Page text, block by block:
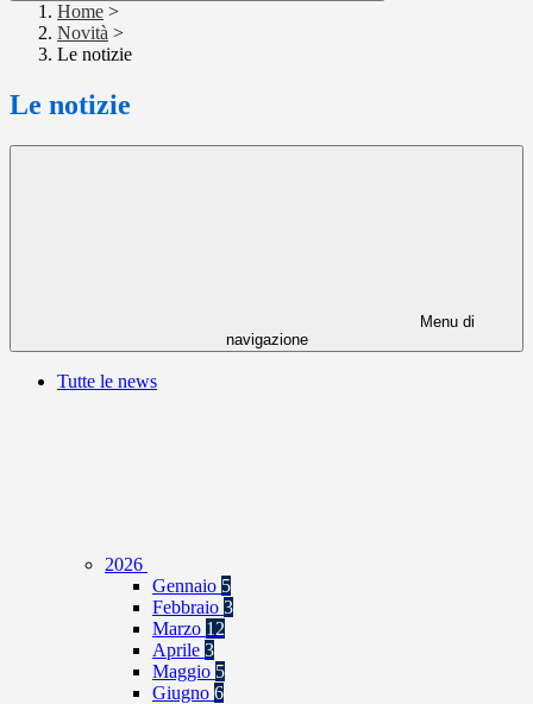
Home >
Novità >
Le notizie
Le notizie
Menu di
navigazione
Tutte le news
2026
Gennaio 5
Febbraio 3
Marzo 12
Aprile 3
Maggio 5
Giugno 6